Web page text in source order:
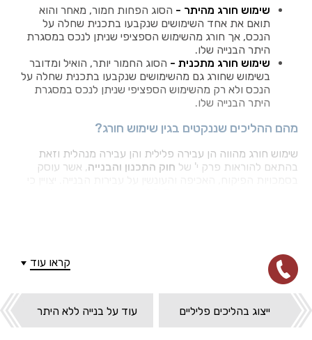
ייצוג בהליכים פליליים עוד על בנייה ללא היתר
שימוש חורג מהיתר - הסוג הפחות חמור, מאחר והוא
תואם את אחד השימושים שנקבעו בתכנית שחלה על
הנכס, אך חורג מהשימוש הספציפי שניתן לנכס במסגרת
היתר הבנייה שלו.
שימוש חורג מתכנית - הסוג החמור יותר, הואיל ומדובר
בשימוש שחורג גם מהשימושים שנקבעו בתכנית שחלה על
הנכס ולא רק מהשימוש הספציפי שניתן לנכס במסגרת
היתר הבנייה שלו.
מהם ההליכים שננקטים בגין שימוש חורג?
שימוש חורג מהווה הן עבירה פלילית והן עבירה מנהלית וזאת
בהתאם להוראות פרק י' של חוק התכנון והבנייה, אשר עוסק
שחורג מהייעוד שלו, נחשבת לעבירה מתמשכת, אשר מתחדשת
כל יום ועל כן אין משמעות מעשית למועד בו החל השימוש החורג.
בנוסף, מירוץ תקופת ההתיישנות נעצר במועד בו רשויות האכיפה
החלו לחקור את עבירת השימוש החורג וזאת ללא קשר למועד בו
הוגש כתב אישום בעקבות חקירה זו.
קראו עוד